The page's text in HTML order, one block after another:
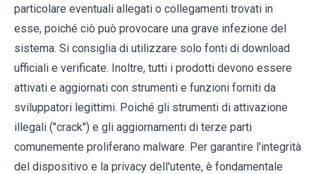
particolare eventuali allegati o collegamenti trovati in
esse, poiché ciò può provocare una grave infezione del
sistema. Si consiglia di utilizzare solo fonti di download
ufficiali e verificate. Inoltre, tutti i prodotti devono essere
attivati e aggiornati con strumenti e funzioni forniti da
sviluppatori legittimi. Poiché gli strumenti di attivazione
illegali ("crack") e gli aggiornamenti di terze parti
comunemente proliferano malware. Per garantire l'integrità
del dispositivo e la privacy dell'utente, è fondamentale